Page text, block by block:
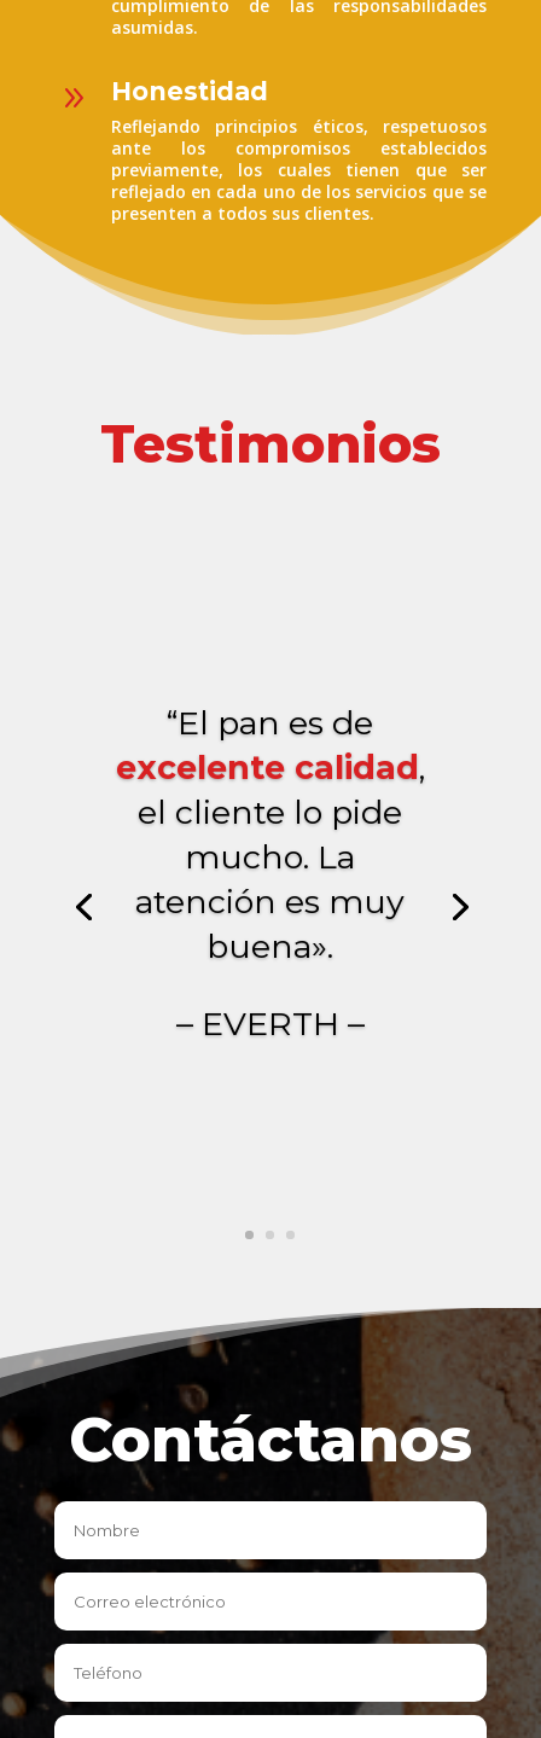
cumplimiento de las responsabilidades
asumidas.
9 Honestidad
Reflejando principios éticos, respetuosos
ante los compromisos establecidos
previamente, los cuales tienen que ser
reflejado en cada uno de los servicios que se
presenten a todos sus clientes.
Testimonios
“El pan es de
excelente calidad ,
el cliente lo pide
mucho. La
atención es muy
buena».
– EVERTH –
Contáctanos